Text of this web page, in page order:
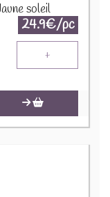
soleil
24.9€/pc
+